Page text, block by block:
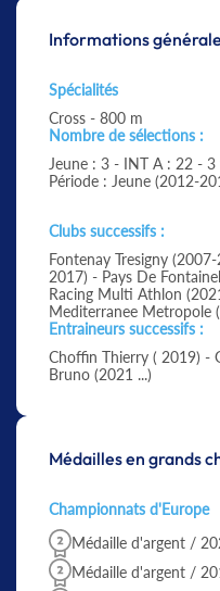
Informations
Spécialités
Cross - 800 m
Nombre de sélections :
Jeune : 3 - INT A : 22 - 3
Période : Jeune (2012-
Clubs successifs :
Fontenay Tresigny
2017) - Pays De
Racing Multi Athlon
Mediterranee Metropole
Entraineurs successifs :
Choffin Thierry ( 2019) -
Bruno (2021 ...)
Médailles en grands
Championnats d'Europe
Médaille d'argent /
Médaille d'argent /